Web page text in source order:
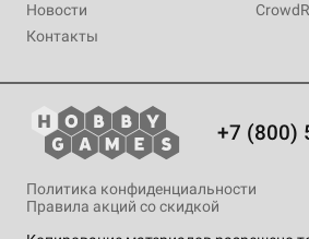
Новости
Контакты
+7 (800)
Политика конфиденциальности
Правила акций со скидкой